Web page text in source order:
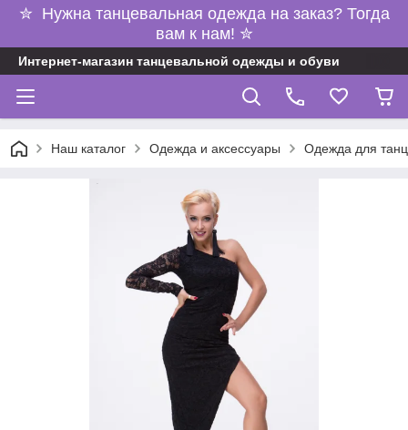
✮ Нужна танцевальная одежда на заказ? Тогда
вам к нам! ✮
Интернет-магазин танцевальной одежды и обуви
Наш каталог Одежда и аксессуары Одежда для